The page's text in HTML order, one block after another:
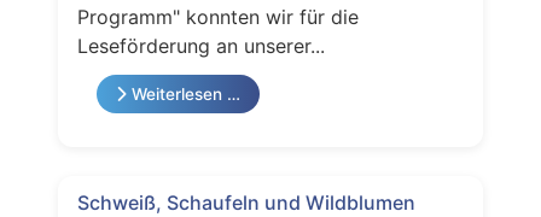
Programm" konnten wir für die
Leseförderung an unserer...
Weiterlesen …
Schweiß, Schaufeln und Wildblumen